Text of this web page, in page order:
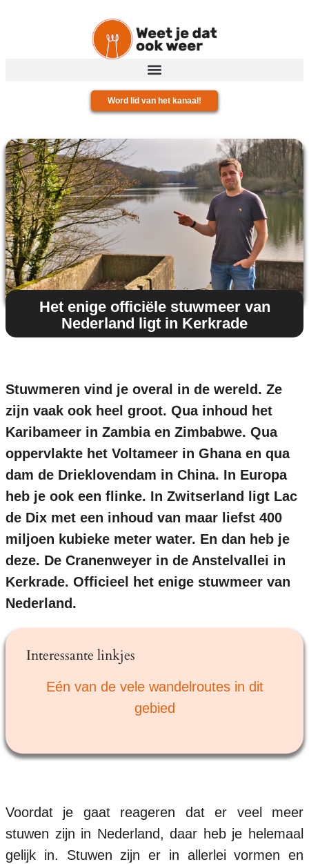
Word lid van het kanaal!
Het enige officiële stuwmeer van
Nederland ligt in Kerkrade
Stuwmeren vind je overal in de wereld. Ze
zijn vaak ook heel groot. Qua inhoud het
Karibameer in Zambia en Zimbabwe. Qua
oppervlakte het Voltameer in Ghana en qua
dam de Drieklovendam in China. In Europa
heb je ook een flinke. In Zwitserland ligt Lac
de Dix met een inhoud van maar liefst 400
miljoen kubieke meter water. En dan heb je
deze. De Cranenweyer in de Anstelvallei in
Kerkrade. Officieel het enige stuwmeer van
Nederland.
Interessante linkjes
Eén van de vele wandelroutes in dit
gebied
Voordat je gaat reageren dat er veel meer
stuwen zijn in Nederland, daar heb je helemaal
gelijk in. Stuwen zijn er in allerlei vormen en